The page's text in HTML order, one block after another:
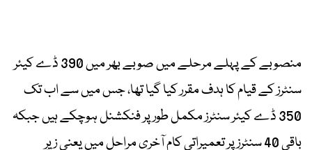
منصوبے کے پہلے مرحلے میں صوبے بھر میں 390 ڈے کیئر
سنٹرز کے قیام کا ہدف مقرر کیا گیا تھا، جس میں سے اب تک
350 ڈے کیئر سنٹرز مکمل طور پر فنکشنل ہوچکے ہیں جبکہ
باقی 40 سنٹرز پر تعمیراتی کام آخری مراحل میں یعنی زیرِ